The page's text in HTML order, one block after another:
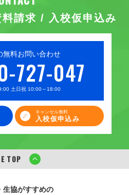
請求 / 入校仮申込み
無料お問い合わせ
727-047
土日祝 10:00～18:00
キャンセル無料
入校仮申込み
TOP
生協がすすめの